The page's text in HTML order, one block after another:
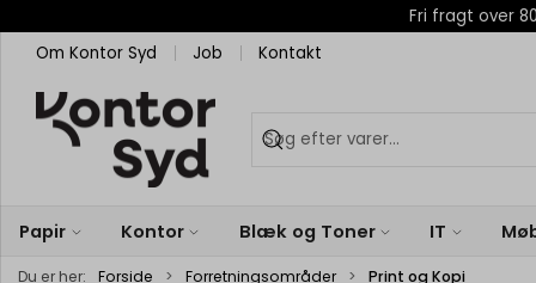
Fri fragt over
Om Kontor Syd
Job Kontakt
Papir Kontor Blæk og Toner IT
Du er her: Forside Forretningsområder Print og Kopi